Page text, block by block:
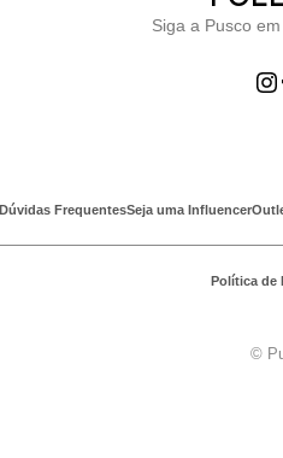
Siga a Pusco
Dúvidas FrequentesSeja uma Influencer
Política de
©